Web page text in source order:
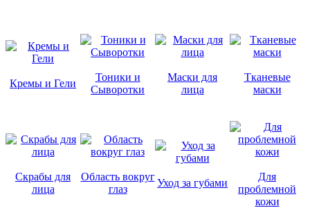
Кремы и Гели
Тоники и
Сыворотки
Маски для
лица
Тканевые
маски
Скрабы для
лица
Область вокруг
глаз
Уход за губами
Для
проблемной
кожи